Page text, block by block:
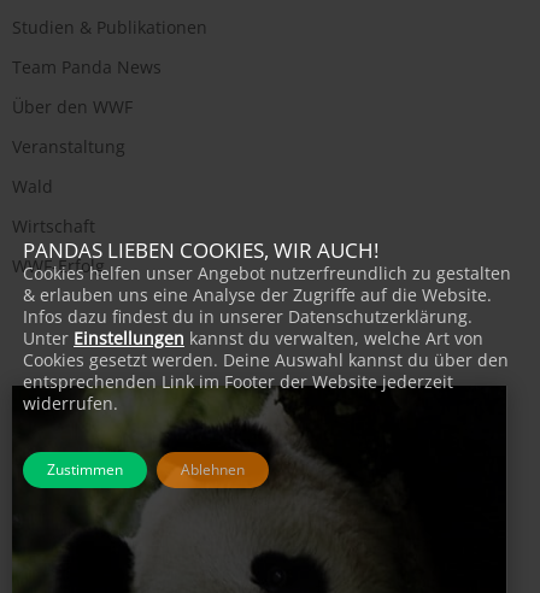
Studien & Publikationen
Team Panda News
Über den WWF
Veranstaltung
Wald
Wirtschaft
WWF-Erfolg
PANDAS LIEBEN COOKIES, WIR AUCH!
Cookies helfen unser Angebot nutzerfreundlich zu gestalten
& erlauben uns eine Analyse der Zugriffe auf die Website.
Infos dazu findest du in unserer Datenschutzerklärung.
Unter Einstellungen kannst du verwalten, welche Art von
Cookies gesetzt werden. Deine Auswahl kannst du über den
entsprechenden Link im Footer der Website jederzeit
widerrufen.
Zustimmen Ablehnen